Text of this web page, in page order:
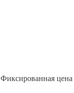
Фиксированная